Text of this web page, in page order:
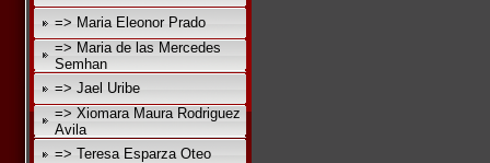
=> Maria Eleonor Prado
=> Maria de las Mercedes
Semhan
=> Jael Uribe
=> Xiomara Maura Rodriguez
Avila
=> Teresa Esparza Oteo